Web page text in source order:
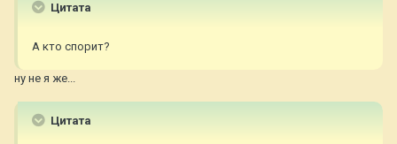
Цитата
А кто спорит?
ну не я же...
Цитата